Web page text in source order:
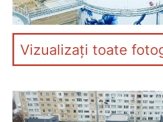
Vizualizați toate